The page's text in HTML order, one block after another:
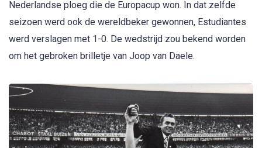
Nederlandse ploeg die de Europacup won. In dat zelfde
seizoen werd ook de wereldbeker gewonnen, Estudiantes
werd verslagen met 1-0. De wedstrijd zou bekend worden
om het gebroken brilletje van Joop van Daele.